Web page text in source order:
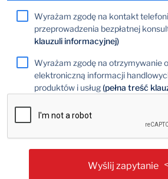
Wyrażam zgodę na kontakt
przeprowadzenia bezpłatnej
klauzuli informacyjnej)
Wyrażam zgodę na otrzymywanie
elektroniczną informacji
produktów i usług(pełna treść
Wyślij zapytanie